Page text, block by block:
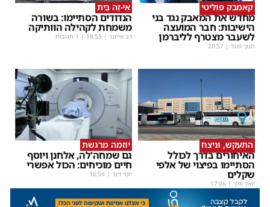
קאמבק פוליטי
מחדש את המאבק נגד בני
הישיבות: חבר המועצה
לשעבר מצטרף לליברמן
חנוך פוגל |
20:57
אֵי-זֶה בַּיִת
הנדודים הסתיימו: בשורה
משמחת לקהילה הוותיקה
דב אייזנר |
18:55 | 1 תגובות
התעקש, וניצח
האיחורים בדרך לכולל
הסתיימו בפיצוי של אלפי
שקלים
יואל וולך |
17:06
יוזמה מרגשת
גם שמחה'לה, אלחנן ויוסף
חיים מוכיחים: הכול אפשרי
יוסי וינר |
16:54